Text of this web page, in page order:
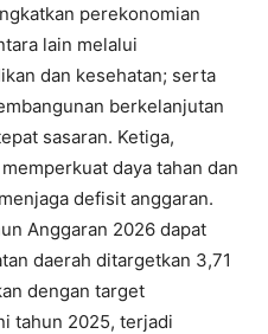
perekonomian
lain melalui
dan kesehatan; serta
berkelanjutan
sasaran. Ketiga,
daya tahan dan
defisit anggaran.
Anggaran 2026 dapat
daerah ditargetkan 3,71
dengan target
tahun 2025, terjadi